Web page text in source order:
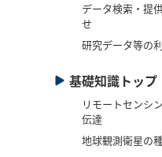
データ検索・提
せ
研究データ等の
基礎知識トップ
リモートセンシ
伝達
地球観測衛星の